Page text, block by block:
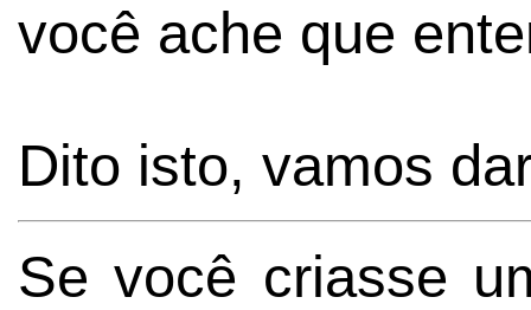
você ache que
Dito isto, vamos
Se você criasse